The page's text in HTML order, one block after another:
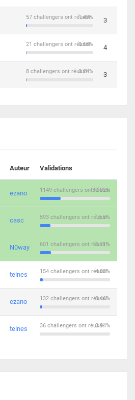
1.49%
57 challengers ont réussi 3
0.68%
21 challengers ont réussi 4
0.24%
8 challengers ont réussi 3
Auteur Validations
ezano 30.02%
1149 challengers ont réussi
casc 15.5%
593 challengers ont réussi
N0way 15.71%
601 challengers ont réussi
telnes 4.03%
154 challengers ont réussi
ezano 3.46%
132 challengers ont réussi
telnes 0.94%
36 challengers ont réussi